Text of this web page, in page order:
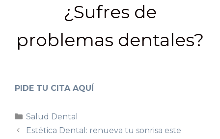
¿Sufres de
problemas dentales?
PIDE TU CITA AQUÍ
Salud Dental
Estética Dental: renueva tu sonrisa este